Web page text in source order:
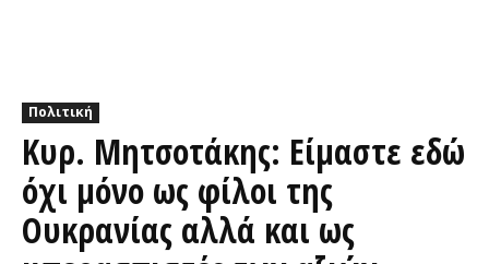
Πολιτική
Κυρ. Μητσοτάκης: Είμαστε εδώ
όχι μόνο ως φίλοι της
Ουκρανίας αλλά και ως